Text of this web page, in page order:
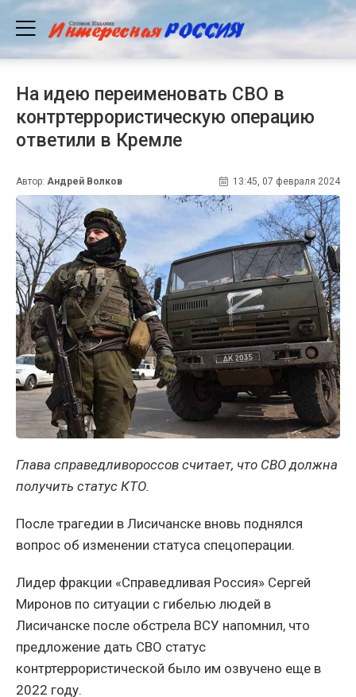
На идею переименовать СВО в
контртеррористическую операцию
ответили в Кремле
Автор: Андрей Волков 13:45, 07 февраля 2024
Глава справедливороссов считает, что СВО должна
получить статус КТО.
После трагедии в Лисичанске вновь поднялся
вопрос об изменении статуса спецоперации.
Лидер фракции «Справедливая Россия» Сергей
Миронов по ситуации с гибелью людей в
Лисичанске после обстрела ВСУ напомнил, что
предложение дать СВО статус
контртеррористической было им озвучено еще в
2022 году.